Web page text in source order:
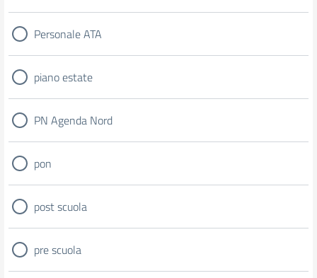
Personale ATA
piano estate
PN Agenda Nord
pon
post scuola
pre scuola